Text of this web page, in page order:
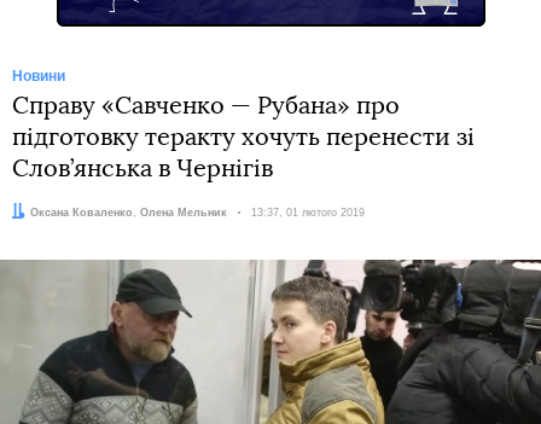
Новини
Справу «Савченко — Рубана» про
підготовку теракту хочуть перенести зі
Слов’янська в Чернігів
Автори:
Оксана Коваленко , Олена Мельник Дата:
13:37, 01 лютого 2019